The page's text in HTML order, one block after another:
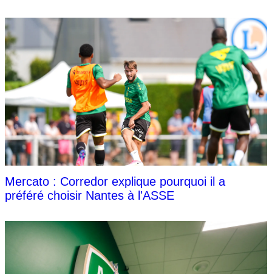
Mercato : Corredor explique pourquoi il a
préféré choisir Nantes à l'ASSE